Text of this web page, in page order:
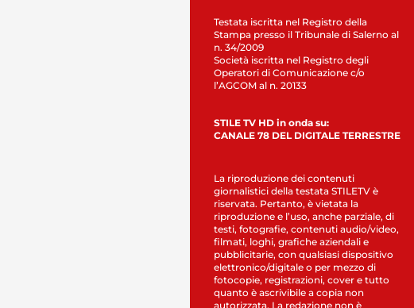
Testata iscritta nel Registro della
Stampa presso il Tribunale di Salerno al
n. 34/2009
Società iscritta nel Registro degli
Operatori di Comunicazione c/o
l’AGCOM al n. 20133
STILE TV HD in onda su:
CANALE 78 DEL DIGITALE TERRESTRE
La riproduzione dei contenuti
giornalistici della testata STILETV è
riservata. Pertanto, è vietata la
riproduzione e l’uso, anche parziale, di
testi, fotografie, contenuti audio/video,
filmati, loghi, grafiche aziendali e
pubblicitarie, con qualsiasi dispositivo
elettronico/digitale o per mezzo di
fotocopie, registrazioni, cover e tutto
quanto è ascrivibile a copia non
autorizzata. La redazione non è